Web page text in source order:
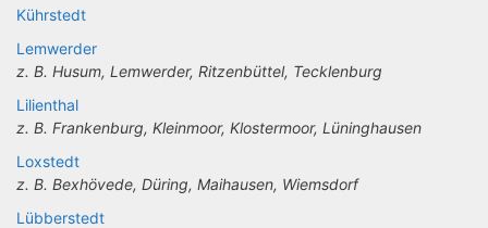
Kührstedt
Lemwerder
z. B. Husum, Lemwerder, Ritzenbüttel, Tecklenburg
Lilienthal
z. B. Frankenburg, Kleinmoor, Klostermoor, Lüninghausen
Loxstedt
z. B. Bexhövede, Düring, Maihausen, Wiemsdorf
Lübberstedt